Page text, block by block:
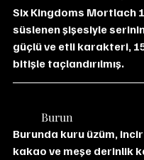
Six Kingdoms Mortlach
süslenen şişesiyle
güçlü ve etli karakteri,
bitişle taçlandırılmış.
	Burun
Burunda kuru üzüm,
kakao ve meşe derinlik